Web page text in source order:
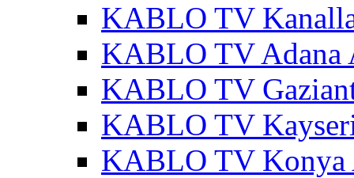
KABLO TV
KABLO TV Adana
KABLO TV
KABLO TV
KABLO TV Konya